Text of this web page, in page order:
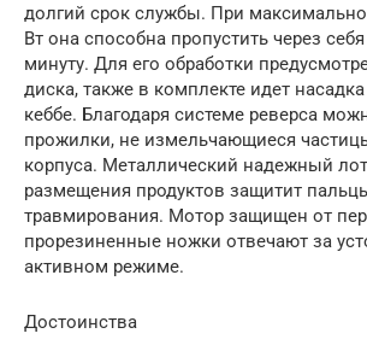
долгий срок службы. При
Вт она способна пропустить через
минуту. Для его обработки
диска, также в комплекте идет
кеббе. Благодаря системе реверса
прожилки, не измельчающиеся
корпуса. Металлический надежный
размещения продуктов защитит
травмирования. Мотор защищен от
прорезиненные ножки отвечают за
активном режиме.
Достоинства